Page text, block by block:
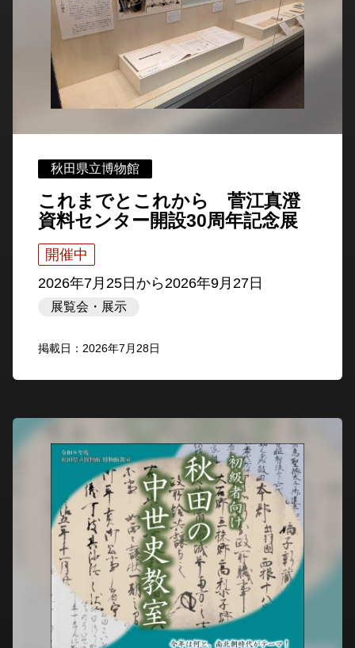
秋田県立博物館
これまでとこれから 菅江真澄
資料センター開設30周年記念展
開催中
2026年7月25日 から2026年9月27日
展覧会・展示
掲載日：2026年7月28日